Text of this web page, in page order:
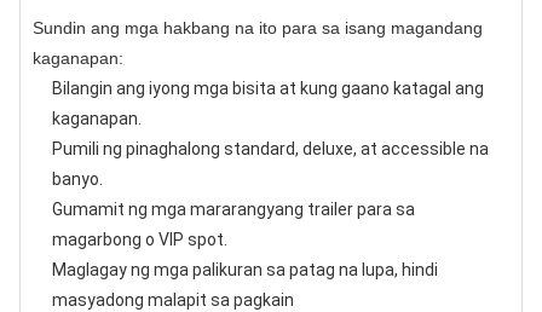
Sundin ang mga hakbang na ito para sa isang magandang
kaganapan:
Bilangin ang iyong mga bisita at kung gaano katagal ang
kaganapan.
Pumili ng pinaghalong standard, deluxe, at accessible na
banyo.
Gumamit ng mga mararangyang trailer para sa
magarbong o VIP spot.
Maglagay ng mga palikuran sa patag na lupa, hindi
masyadong malapit sa pagkain